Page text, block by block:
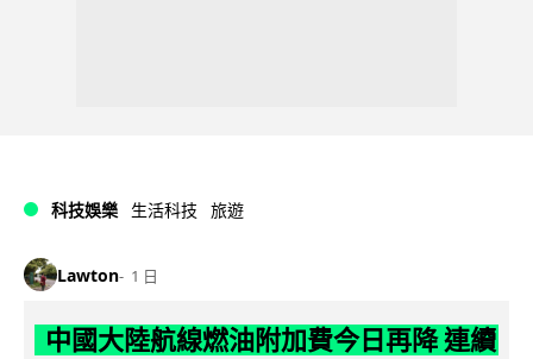
科技娛樂 生活科技 旅遊
Lawton 1 日
中國大陸航線燃油附加費今日再降 連續